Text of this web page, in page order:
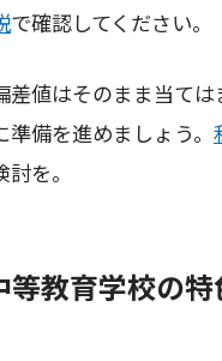
で確認してください。
差値はそのまま当て
備を進めましょう。
を。
等教育学校の特